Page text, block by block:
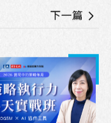
下一篇